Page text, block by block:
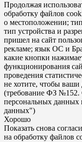
Продолжая
обработку файлов
о местоположении;
тип устройства и
пришел на сайт
рекламе; язык ОС и
какие кнопки
функционирования
проведения
не хотите, чтобы ваши
(требование ФЗ №152.
персональных данных
данных")
Хорошо
Показать снова
на обработку файлов